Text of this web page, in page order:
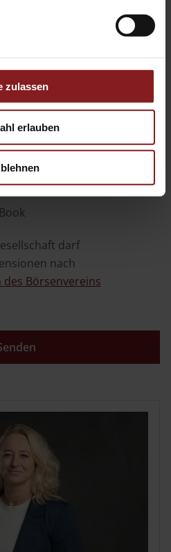
zulassen
erlauben
in *
darf
nach
des Börsenvereins